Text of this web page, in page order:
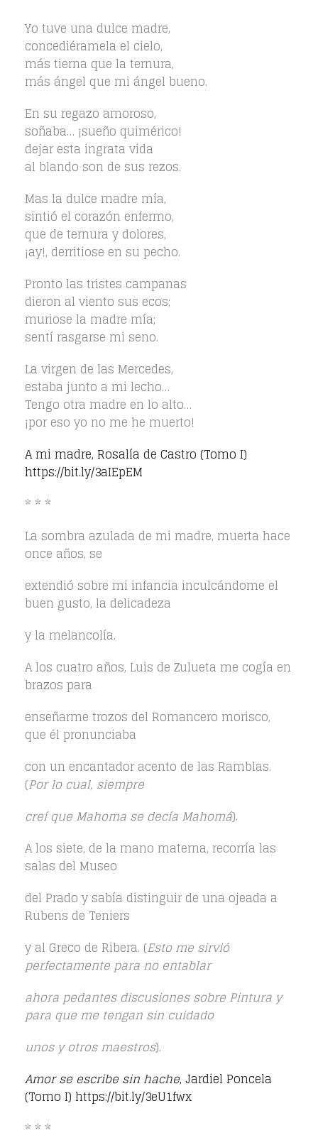
Yo tuve una dulce madre,
concediéramela el cielo,
más tierna que la ternura,
más ángel que mi ángel bueno.
En su regazo amoroso,
soñaba… ¡sueño quimérico!
dejar esta ingrata vida
al blando son de sus rezos.
Mas la dulce madre mía,
sintió el corazón enfermo,
que de ternura y dolores,
¡ay!, derritiose en su pecho.
Pronto las tristes campanas
dieron al viento sus ecos;
muriose la madre mía;
sentí rasgarse mi seno.
La virgen de las Mercedes,
estaba junto a mi lecho…
Tengo otra madre en lo alto…
¡por eso yo no me he muerto!
A mi madre, Rosalía de Castro (Tomo I)
https://bit.ly/3aIEpEM
* * *
La sombra azulada de mi madre, muerta hace
once años, se
extendió sobre mi infancia inculcándome el
buen gusto, la delicadeza
y la melancolía.
A los cuatro años, Luis de Zulueta me cogía en
brazos para
enseñarme trozos del Romancero morisco,
que él pronunciaba
con un encantador acento de las Ramblas.
(Por lo cual, siempre
creí que Mahoma se decía Mahomá).
A los siete, de la mano materna, recorría las
salas del Museo
del Prado y sabía distinguir de una ojeada a
Rubens de Teniers
y al Greco de Ribera. (Esto me sirvió
perfectamente para no entablar
ahora pedantes discusiones sobre Pintura y
para que me tengan sin cuidado
unos y otros maestros).
Amor se escribe sin hache, Jardiel Poncela
(Tomo I) https://bit.ly/3eU1fwx
* * *